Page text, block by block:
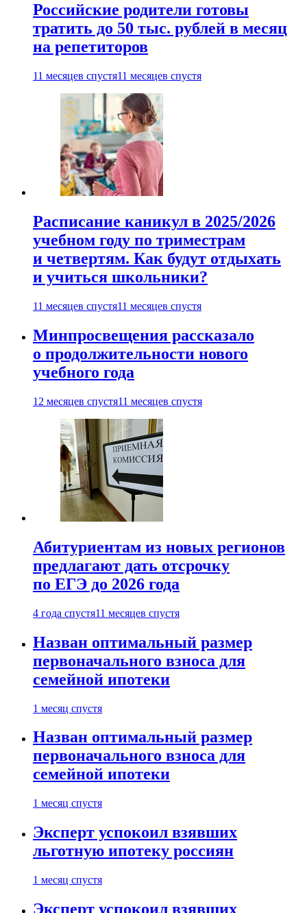
Российские родители готовы
тратить до 50 тыс. рублей в месяц
на репетиторов
11 месяцев спустя11 месяцев спустя
Расписание каникул в 2025/2026
учебном году по триместрам
и четвертям. Как будут отдыхать
и учиться школьники?
11 месяцев спустя11 месяцев спустя
Минпросвещения рассказало
о продолжительности нового
учебного года
12 месяцев спустя11 месяцев спустя
Абитуриентам из новых регионов
предлагают дать отсрочку
по ЕГЭ до 2026 года
4 года спустя11 месяцев спустя
Назван оптимальный размер
первоначального взноса для
семейной ипотеки
1 месяц спустя
Назван оптимальный размер
первоначального взноса для
семейной ипотеки
1 месяц спустя
Эксперт успокоил взявших
льготную ипотеку россиян
1 месяц спустя
Эксперт успокоил взявших